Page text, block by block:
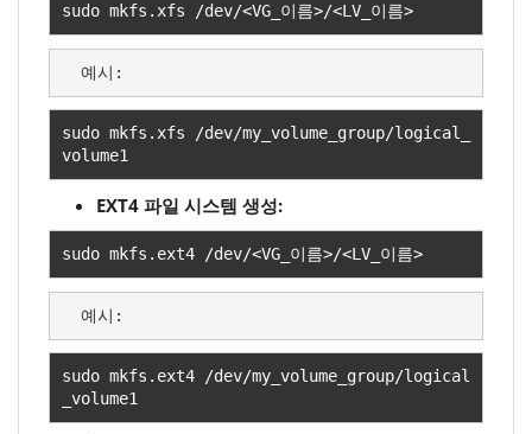
sudo mkfs . xfs /dev/<VG_ 이름>/<LV_ 이름>
  예시:
sudo mkfs . xfs /dev/my_volume_group/logical_
volume1
EXT4 파일 시스템 생성:
sudo mkfs . ext4 /dev/<VG_ 이름>/<LV_ 이름>
  예시:
sudo mkfs . ext4 /dev/my_volume_group/logical
_volume1